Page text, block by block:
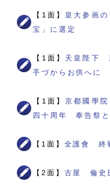
【1面】 皇大参画
宝」に選定
【1面】 天皇陛下
手づからお供へに
【1面】京都國學
四十周年 奉告祭と
【1面】 全護會 終
【2面】 古屋 倫史